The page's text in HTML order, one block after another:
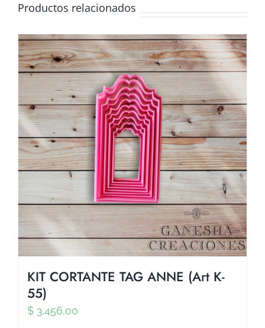
Productos relacionados
KIT CORTANTE TAG ANNE (Art K-
55)
$ 3.456,00